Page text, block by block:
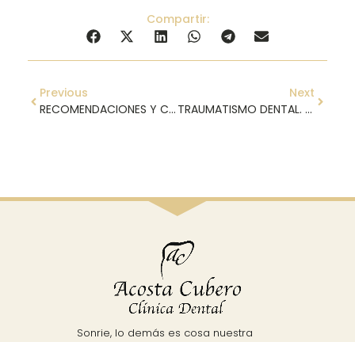
Compartir:
Previous
RECOMENDACIONES Y CONSEJOS PARA ACTUAR ANTE UN DOLOR DE MUELAS
Next
TRAUMATISMO DENTAL. CÓMO ACTUAR
Sonrie, lo demás es cosa nuestra